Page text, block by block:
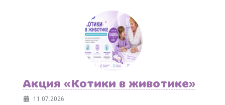
Акция «Котики в животике»
11.07.2026